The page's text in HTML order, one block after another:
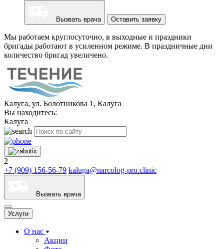
Вызвать врача Оставить заявку
Мы работаем круглосуточно, в выходные и праздники
бригады работают в усиленном режиме. В праздничные дни
количество бригад увеличено.
Калуга, ул. Болотникова 1, Калуга
Вы находитесь:
Калуга
2
+7 (909) 156-56-79 kaluga@narcolog-pro.clinic
Вызвать врача
Услуги
О нас
Акции